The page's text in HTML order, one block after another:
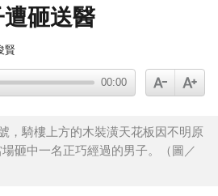
砸送醫
賢
00:00
，騎樓上方的木裝潢天花板因不明原
砸中一名正巧經過的男子。（圖／